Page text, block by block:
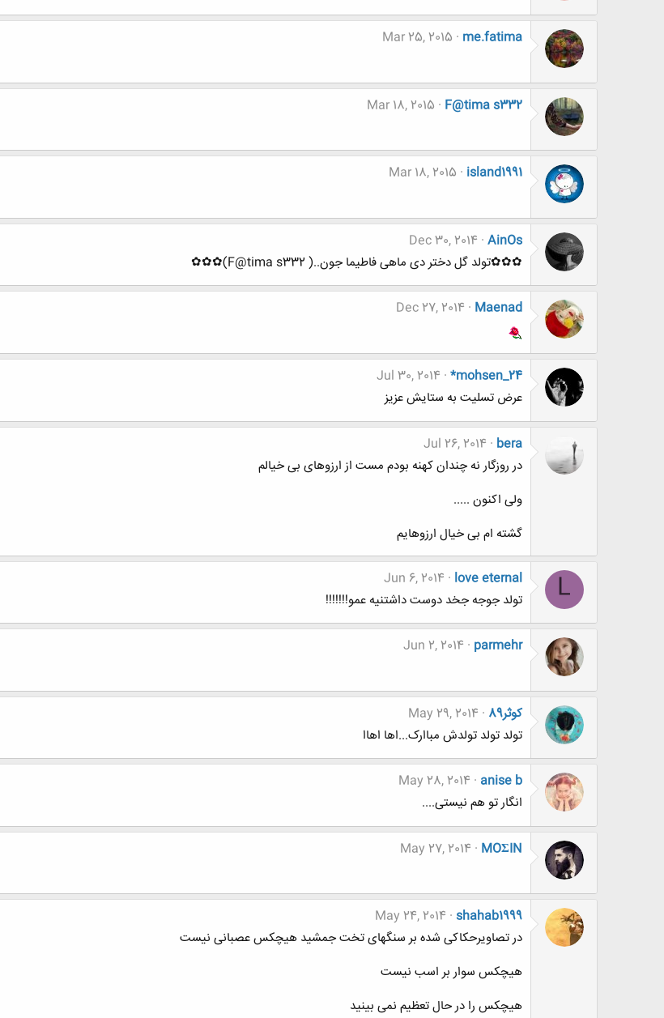
me.fatima
Mar 25, 2015
F@tima s332
Mar 18, 2015
island1991
Mar 18, 2015
AinOs
Dec 30, 2014
✿✿✿تولد گل دختر دی ماهی فاطیما جون..( F@tima s332)✿✿✿
Maenad
Dec 27, 2014
*mohsen_24
Jul 30, 2014
عرض تسلیت به ستایش عزیز
bera
Jul 26, 2014
در روزگار نه چندان کهنه بودم مست از ارزوهای بی خیالم
ولی اکنون .....
گشته ام بی خیال ارزوهایم
L
love eternal
Jun 6, 2014
تولد جوجه جخد دوست داشتنیه عمو!!!!!!!
parmehr
Jun 2, 2014
کوثر89
May 29, 2014
تولد تولد تولدش مباارک...اها اهاا
anise b
May 28, 2014
انگار تو هم نیستی....
MOΣIN
May 27, 2014
shahab1999
May 24, 2014
در تصاویرحکاکی شده بر سنگهای تخت جمشید هیچکس عصبانی نیست
هیچکس سوار بر اسب نیست
هیچکس را در حال تعظیم نمی بینید